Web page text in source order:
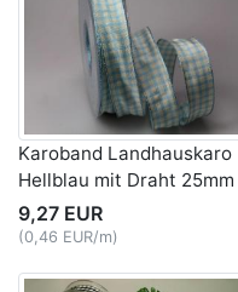
Karoband Landhauskaro
Hellblau mit Draht 25mm
9,27 EUR
(0,46 EUR/m)